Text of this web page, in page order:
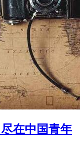
在中国青年